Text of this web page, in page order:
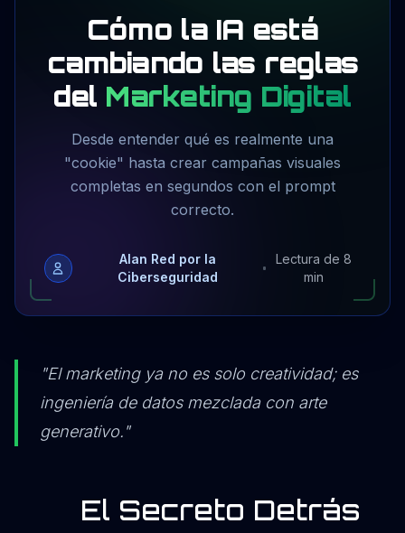
Cómo la IA está
cambiando las reglas
del Marketing Digital
Desde entender qué es realmente una
"cookie" hasta crear campañas visuales
completas en segundos con el prompt
correcto.
Alan Red por la
Ciberseguridad
Lectura de 8
min
"El marketing ya no es solo creatividad; es
ingeniería de datos mezclada con arte
generativo."
El Secreto Detrás